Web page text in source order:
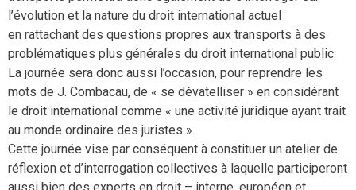
l’évolution et la nature du droit international actuel
en rattachant des questions propres aux transports à des
problématiques plus générales du droit international public.
La journée sera donc aussi l’occasion, pour reprendre les
mots de J. Combacau, de « se dévatelliser » en considérant
le droit international comme « une activité juridique ayant trait
au monde ordinaire des juristes ».
Cette journée vise par conséquent à constituer un atelier de
réflexion et d’interrogation collectives à laquelle participeront
aussi bien des experts en droit – interne, européen et